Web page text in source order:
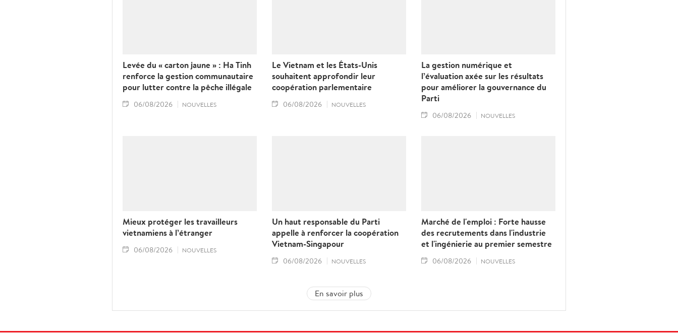
Levée du « carton jaune » : Ha Tinh
renforce la gestion communautaire
pour lutter contre la pêche illégale
06/08/2026 NOUVELLES
Le Vietnam et les États-Unis
souhaitent approfondir leur
coopération parlementaire
06/08/2026 NOUVELLES
La gestion numérique et
l’évaluation axée sur les résultats
pour améliorer la gouvernance du
Parti
06/08/2026 NOUVELLES
Mieux protéger les travailleurs
vietnamiens à l’étranger
06/08/2026 NOUVELLES
Un haut responsable du Parti
appelle à renforcer la coopération
Vietnam-Singapour
06/08/2026 NOUVELLES
Marché de l'emploi : Forte hausse
des recrutements dans l'industrie
et l'ingénierie au premier semestre
06/08/2026 NOUVELLES
En savoir plus